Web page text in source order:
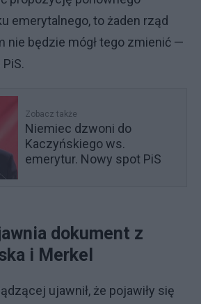
emerytalnego, to żaden rząd
nie będzie mógł tego zmienić —
Zobacz także
Niemiec dzwoni do
Kaczyńskiego ws.
emerytur. Nowy spot PiS
dokument z
i Merkel
ujawnił, że pojawiły się